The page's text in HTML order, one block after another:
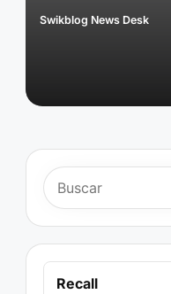
Publicado
Swikblog News Desk
Recall